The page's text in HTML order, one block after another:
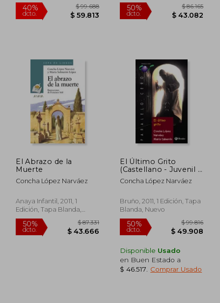
50%
dcto. $ 50.319
50%
dcto.
El Abrazo de la
Muerte
Concha López Narváez
Anaya Infantil, 2011, 1
Edición, Tapa Blanda,
Nuevo
El Último Grito
(Castellano - Juvenil -
Paralelo Cero)
Concha López Narváez
Bruño, 2011, 1 Edición, Tapa
Blanda, Nuevo
Disponible Usado
en Buen Estado a
$ 46.517
Comprar Usado